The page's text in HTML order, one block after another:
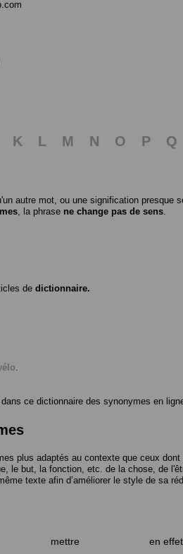
K L M N O P Q
autre mot, ou une signification presque
, la phrase ne change pas de sens
de dictionnaire.
ce dictionnaire des synonymes en
plus adaptés au contexte que ceux
le but, la fonction, etc. de la chose, de
texte afin d’améliorer le style de sa
mettre en effet